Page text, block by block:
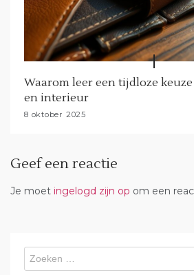
Waarom leer een tijdloze
en interieur
8 oktober 2025
Geef een reactie
Je moet ingelogd zijn op om een
Zoeken
naar: